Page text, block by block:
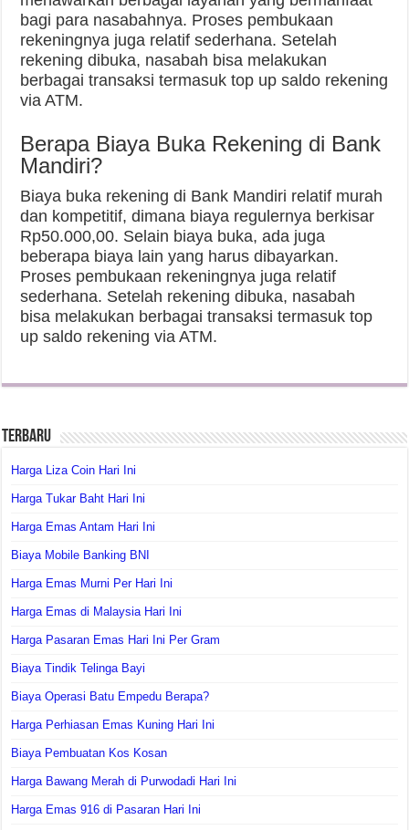
bagi para nasabahnya. Proses pembukaan
rekeningnya juga relatif sederhana. Setelah
rekening dibuka, nasabah bisa melakukan
berbagai transaksi termasuk top up saldo rekening
via ATM.
Berapa Biaya Buka Rekening di Bank
Mandiri?
Biaya buka rekening di Bank Mandiri relatif murah
dan kompetitif, dimana biaya regulernya berkisar
Rp50.000,00. Selain biaya buka, ada juga
beberapa biaya lain yang harus dibayarkan.
Proses pembukaan rekeningnya juga relatif
sederhana. Setelah rekening dibuka, nasabah
bisa melakukan berbagai transaksi termasuk top
up saldo rekening via ATM.
Terbaru
Harga Liza Coin Hari Ini
Harga Tukar Baht Hari Ini
Harga Emas Antam Hari Ini
Biaya Mobile Banking BNI
Harga Emas Murni Per Hari Ini
Harga Emas di Malaysia Hari Ini
Harga Pasaran Emas Hari Ini Per Gram
Biaya Tindik Telinga Bayi
Biaya Operasi Batu Empedu Berapa?
Harga Perhiasan Emas Kuning Hari Ini
Biaya Pembuatan Kos Kosan
Harga Bawang Merah di Purwodadi Hari Ini
Harga Emas 916 di Pasaran Hari Ini